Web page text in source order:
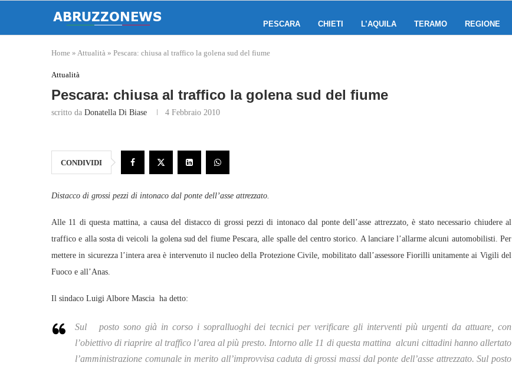
PESCARA CHIETI L’AQUILA TERAMO REGIONE
Home » Attualità » Pescara: chiusa al traffico la golena sud del fiume
Attualità
Pescara: chiusa al traffico la golena sud del fiume
scritto da Donatella Di Biase 4 Febbraio 2010
CONDIVIDI
Distacco di grossi pezzi di intonaco dal ponte dell’asse attrezzato.
Alle 11 di questa mattina, a causa del distacco di grossi pezzi di intonaco dal ponte dell’asse attrezzato, è stato necessario chiudere al
traffico e alla sosta di veicoli la golena sud del fiume Pescara, alle spalle del centro storico. A lanciare l’allarme alcuni automobilisti. Per
mettere in sicurezza l’intera area è intervenuto il nucleo della Protezione Civile, mobilitato dall’assessore Fiorilli unitamente ai Vigili del
Fuoco e all’Anas.
Il sindaco Luigi Albore Mascia ha detto:
Sul posto sono già in corso i sopralluoghi dei tecnici per verificare gli interventi più urgenti da attuare, con
l’obiettivo di riaprire al traffico l’area al più presto. Intorno alle 11 di questa mattina alcuni cittadini hanno allertato
l’amministrazione comunale in merito all’improvvisa caduta di grossi massi dal ponte dell’asse attrezzato. Sul posto